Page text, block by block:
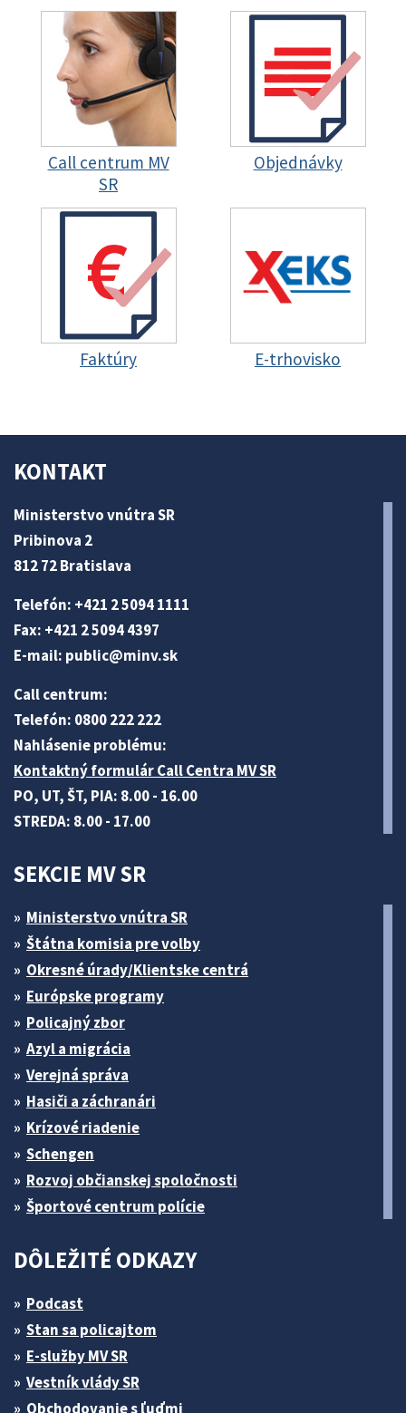
Call centrum MV
SR
Objednávky
Faktúry E-trhovisko
KONTAKT
Ministerstvo vnútra SR
Pribinova 2
812 72 Bratislava
Telefón: +421 2 5094 1111
Fax: +421 2 5094 4397
E-mail: public@minv.sk
Call centrum:
Telefón: 0800 222 222
Nahlásenie problému:
Kontaktný formulár Call Centra MV SR
PO, UT, ŠT, PIA: 8.00 - 16.00
STREDA: 8.00 - 17.00
SEKCIE MV SR
Ministerstvo vnútra SR
Štátna komisia pre volby
Okresné úrady/Klientske centrá
Európske programy
Policajný zbor
Azyl a migrácia
Verejná správa
Hasiči a záchranári
Krízové riadenie
Schengen
Rozvoj občianskej spoločnosti
Športové centrum polície
DÔLEŽITÉ ODKAZY
Podcast
Stan sa policajtom
E-služby MV SR
Vestník vlády SR
Obchodovanie s ľuďmi